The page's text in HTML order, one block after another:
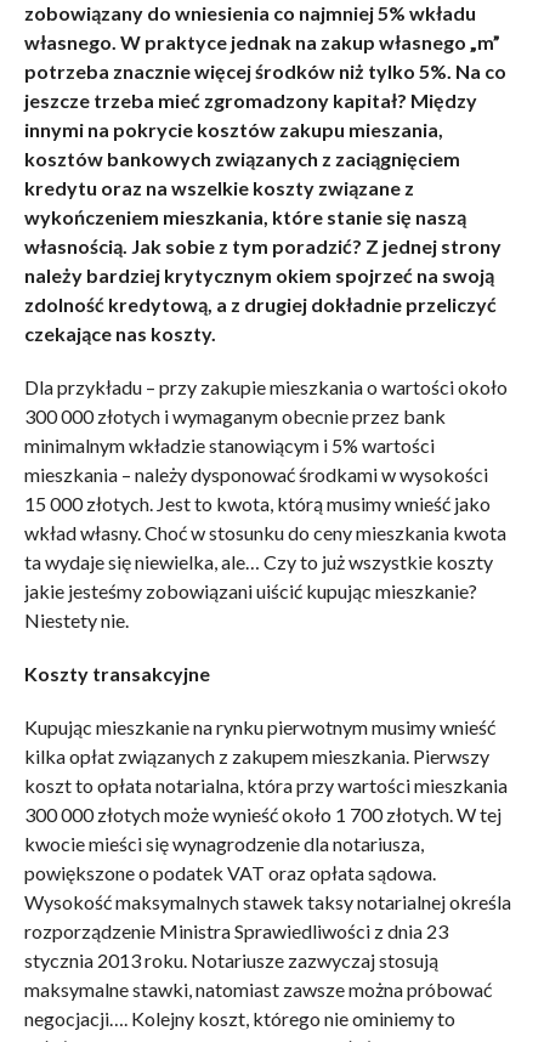
zobowiązany do wniesienia co najmniej 5% wkładu
własnego. W praktyce jednak na zakup własnego „m”
potrzeba znacznie więcej środków niż tylko 5%. Na co
jeszcze trzeba mieć zgromadzony kapitał? Między
innymi na pokrycie kosztów zakupu mieszania,
kosztów bankowych związanych z zaciągnięciem
kredytu oraz na wszelkie koszty związane z
wykończeniem mieszkania, które stanie się naszą
własnością. Jak sobie z tym poradzić? Z jednej strony
należy bardziej krytycznym okiem spojrzeć na swoją
zdolność kredytową, a z drugiej dokładnie przeliczyć
czekające nas koszty.
Dla przykładu – przy zakupie mieszkania o wartości około
300 000 złotych i wymaganym obecnie przez bank
minimalnym wkładzie stanowiącym i 5% wartości
mieszkania – należy dysponować środkami w wysokości
15 000 złotych. Jest to kwota, którą musimy wnieść jako
wkład własny. Choć w stosunku do ceny mieszkania kwota
ta wydaje się niewielka, ale… Czy to już wszystkie koszty
jakie jesteśmy zobowiązani uiścić kupując mieszkanie?
Niestety nie.
Koszty transakcyjne
Kupując mieszkanie na rynku pierwotnym musimy wnieść
kilka opłat związanych z zakupem mieszkania. Pierwszy
koszt to opłata notarialna, która przy wartości mieszkania
300 000 złotych może wynieść około 1 700 złotych. W tej
kwocie mieści się wynagrodzenie dla notariusza,
powiększone o podatek VAT oraz opłata sądowa.
Wysokość maksymalnych stawek taksy notarialnej określa
rozporządzenie Ministra Sprawiedliwości z dnia 23
stycznia 2013 roku. Notariusze zazwyczaj stosują
maksymalne stawki, natomiast zawsze można próbować
negocjacji…. Kolejny koszt, którego nie ominiemy to